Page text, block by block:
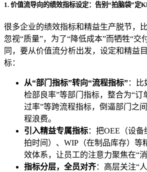
1. 价值流导向的绩效指标设定：告别“拍脑袋”定
很多企业的绩效指标和精益生产脱节，
忽视“质量”，为了“降低成本”而牺牲“交
同，要从价值流分析出发，设定和精益
标：
从“部门指标”转向“流程指标”：比
检部良率”等部门指标，整合为“订
过率”等跨流程指标，倒逼部门之
程浪费。
引入精益专属指标：把OEE（设
拍时间）、WIP（在制品库存）等
效体系，让员工的注意力聚焦在“消
指标分层，全员对齐：高层关注“